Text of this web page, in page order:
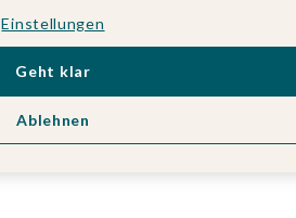
Einstellungen
Ablehnen
Geht klar